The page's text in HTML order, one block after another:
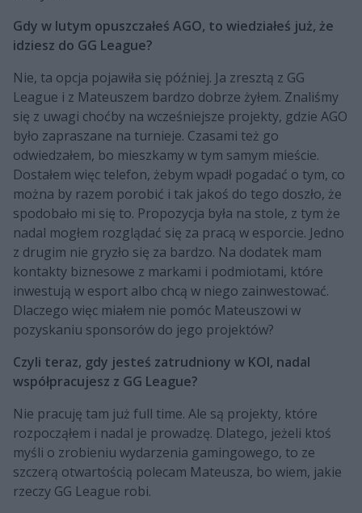
Gdy w lutym opuszczałeś AGO, to wiedziałeś już, że
idziesz do GG League?
Nie, ta opcja pojawiła się później. Ja zresztą z GG
League i z Mateuszem bardzo dobrze żyłem. Znaliśmy
się z uwagi choćby na wcześniejsze projekty, gdzie AGO
było zapraszane na turnieje. Czasami też go
odwiedzałem, bo mieszkamy w tym samym mieście.
Dostałem więc telefon, żebym wpadł pogadać o tym, co
można by razem porobić i tak jakoś do tego doszło, że
spodobało mi się to. Propozycja była na stole, z tym że
nadal mogłem rozglądać się za pracą w esporcie. Jedno
z drugim nie gryzło się za bardzo. Na dodatek mam
kontakty biznesowe z markami i podmiotami, które
inwestują w esport albo chcą w niego zainwestować.
Dlaczego więc miałem nie pomóc Mateuszowi w
pozyskaniu sponsorów do jego projektów?
Czyli teraz, gdy jesteś zatrudniony w KOI, nadal
współpracujesz z GG League?
Nie pracuję tam już full time. Ale są projekty, które
rozpocząłem i nadal je prowadzę. Dlatego, jeżeli ktoś
myśli o zrobieniu wydarzenia gamingowego, to ze
szczerą otwartością polecam Mateusza, bo wiem, jakie
rzeczy GG League robi.